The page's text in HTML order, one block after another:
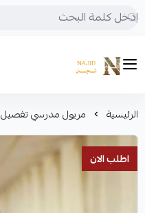
متجر نجد
الرئيسية مريول مدرسي تفصيل
اطلب الان